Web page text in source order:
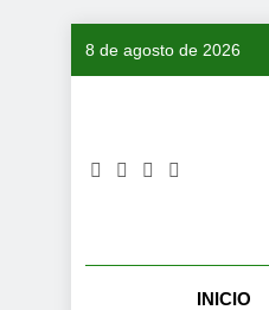
8 de agosto de 2026
INICIO